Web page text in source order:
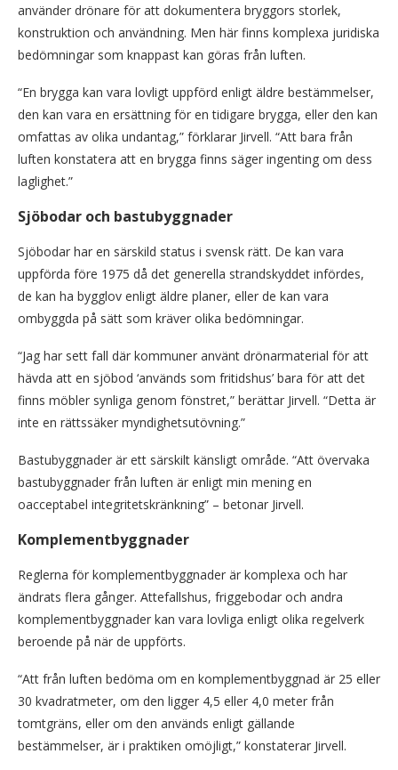
använder drönare för att dokumentera bryggors storlek,
konstruktion och användning. Men här finns komplexa juridiska
bedömningar som knappast kan göras från luften.
“En brygga kan vara lovligt uppförd enligt äldre bestämmelser,
den kan vara en ersättning för en tidigare brygga, eller den kan
omfattas av olika undantag,” förklarar Jirvell. “Att bara från
luften konstatera att en brygga finns säger ingenting om dess
laglighet.”
Sjöbodar och bastubyggnader
Sjöbodar har en särskild status i svensk rätt. De kan vara
uppförda före 1975 då det generella strandskyddet infördes,
de kan ha bygglov enligt äldre planer, eller de kan vara
ombyggda på sätt som kräver olika bedömningar.
“Jag har sett fall där kommuner använt drönarmaterial för att
hävda att en sjöbod ‘används som fritidshus’ bara för att det
finns möbler synliga genom fönstret,” berättar Jirvell. “Detta är
inte en rättssäker myndighetsutövning.”
Bastubyggnader är ett särskilt känsligt område. “Att övervaka
bastubyggnader från luften är enligt min mening en
oacceptabel integritetskränkning” – betonar Jirvell.
Komplementbyggnader
Reglerna för komplementbyggnader är komplexa och har
ändrats flera gånger. Attefallshus, friggebodar och andra
komplementbyggnader kan vara lovliga enligt olika regelverk
beroende på när de uppförts.
“Att från luften bedöma om en komplementbyggnad är 25 eller
30 kvadratmeter, om den ligger 4,5 eller 4,0 meter från
tomtgräns, eller om den används enligt gällande
bestämmelser, är i praktiken omöjligt,” konstaterar Jirvell.